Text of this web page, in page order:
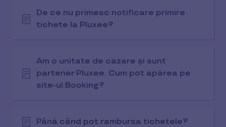
De ce nu primesc notificare primire
tichete la Pluxee?
Am o unitate de cazare și sunt
partener Pluxee. Cum pot apărea pe
site-ul Booking?
Până când pot rambursa tichetele?